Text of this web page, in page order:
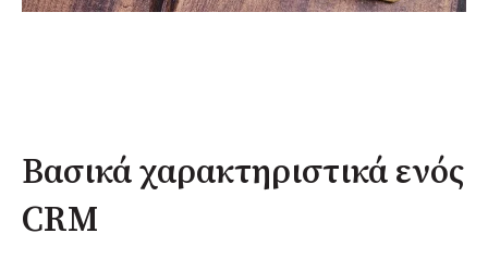
Βασικά χαρακτηριστικά ενός
CRM